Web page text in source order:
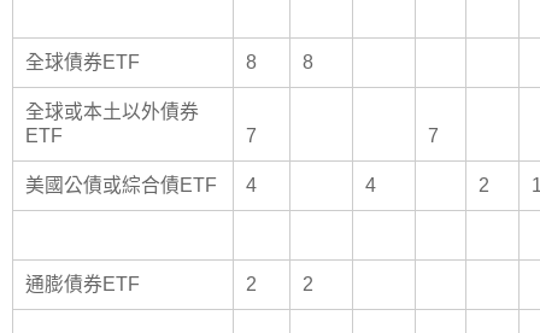
全球債券ETF 8 8
全球或本土以外債券
ETF
7 7
美國公債或綜合債ETF 4 4 2
通膨債券ETF 2 2